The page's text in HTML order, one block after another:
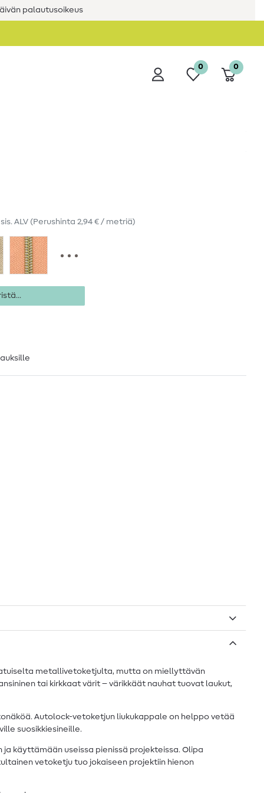
palautusoikeus
0 0
sis. ALV (Perushinta 2,94 € / metriä)
metallivetoketjulta, mutta on miellyttävän
tai kirkkaat värit – värikkäät nauhat tuovat laukut,
Autolock-vetoketjun liukukappale on helppo vetää
suosikkiesineille.
käyttämään useissa pienissä projekteissa. Olipa
vetoketju tuo jokaiseen projektiin hienon